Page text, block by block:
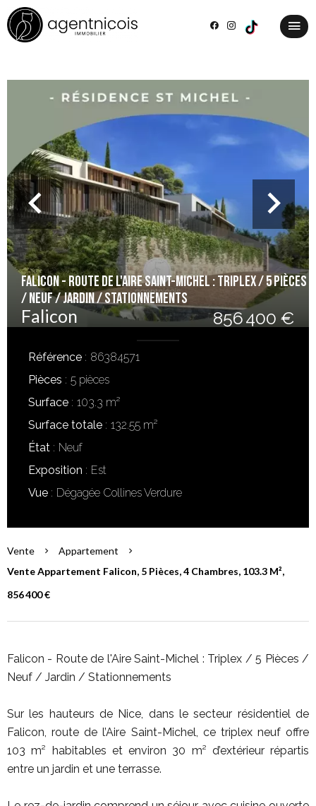
Falicon - Route de l'Aire Saint-Michel : Triplex / 5 Pièces
/ Neuf / Jardin / Stationnements
Falicon 856 400 €
Référence
86384571
Pièces
5 pièces
Surface
103.3 m²
Surface totale
132.55 m²
État
Neuf
Exposition
Est
Vue
Dégagée Collines Verdure
Vente
Appartement
Vente Appartement Falicon, 5 Pièces, 4 Chambres, 103.3 M²,
856 400 €
Falicon - Route de l'Aire Saint-Michel : Triplex / 5 Pièces /
Neuf / Jardin / Stationnements
Sur les hauteurs de Nice, dans le secteur résidentiel de
Falicon, route de l’Aire Saint-Michel, ce triplex neuf offre
103 m² habitables et environ 30 m² d’extérieur répartis
entre un jardin et une terrasse.